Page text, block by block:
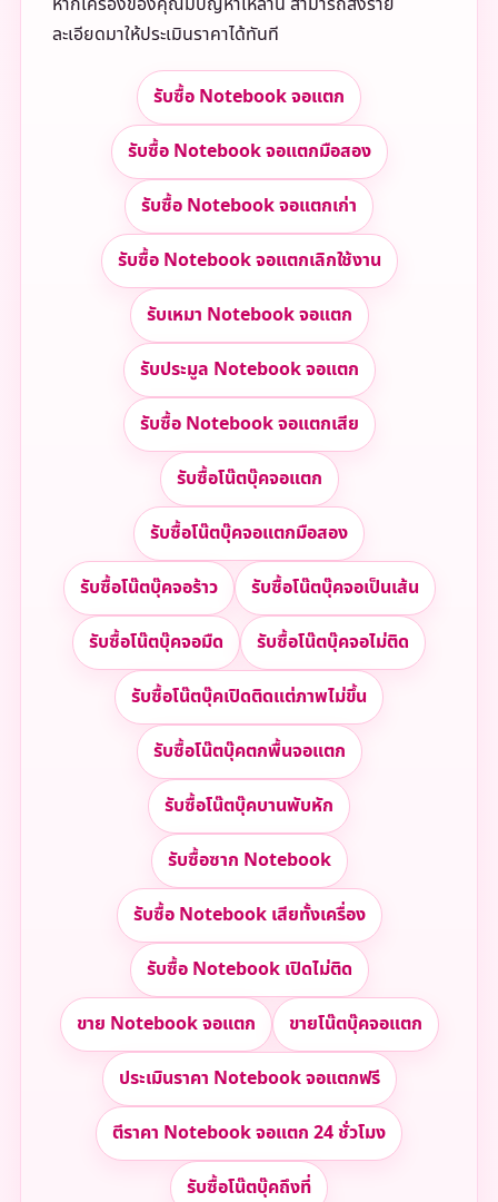
ละเอียดมาให้ประเมินราคาได้ทันที
รับซื้อ Notebook จอแตก
รับซื้อ Notebook จอแตกมือสอง
รับซื้อ Notebook จอแตกเก่า
รับซื้อ Notebook จอแตกเลิกใช้งาน
รับเหมา Notebook จอแตก
รับประมูล Notebook จอแตก
รับซื้อ Notebook จอแตกเสีย
รับซื้อโน๊ตบุ๊คจอแตก
รับซื้อโน๊ตบุ๊คจอแตกมือสอง
รับซื้อโน๊ตบุ๊คจอร้าว รับซื้อโน๊ตบุ๊คจอเป็นเส้น
รับซื้อโน๊ตบุ๊คจอมืด รับซื้อโน๊ตบุ๊คจอไม่ติด
รับซื้อโน๊ตบุ๊คเปิดติดแต่ภาพไม่ขึ้น
รับซื้อโน๊ตบุ๊คตกพื้นจอแตก
รับซื้อโน๊ตบุ๊คบานพับหัก
รับซื้อซาก Notebook
รับซื้อ Notebook เสียทั้งเครื่อง
รับซื้อ Notebook เปิดไม่ติด
ขาย Notebook จอแตก ขายโน๊ตบุ๊คจอแตก
ประเมินราคา Notebook จอแตกฟรี
ตีราคา Notebook จอแตก 24 ชั่วโมง
รับซื้อโน๊ตบุ๊คถึงที่